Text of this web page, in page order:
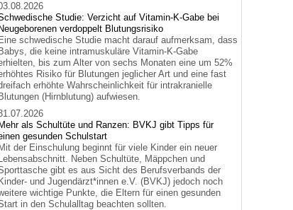
Studie: Verzicht auf Vitamin-K-Gabe bei
Neugeborenen verdoppelt Blutungsrisiko
Eine schwedische Studie macht darauf aufmerksam, dass
Babys, die keine intramuskuläre Vitamin-K-Gabe
bis zum Alter von sechs Monaten eine um 52%
Risiko für Blutungen jeglicher Art und eine fast
erhöhte Wahrscheinlichkeit für intrakranielle
Blutungen (Hirnblutung) aufwiesen.
Mehr als Schultüte und Ranzen: BVKJ gibt Tipps für
gesunden Schulstart
Mit der Einschulung beginnt für viele Kinder ein neuer
Lebensabschnitt. Neben Schultüte, Mäppchen und
gibt es aus Sicht des Berufsverbands der
Kinder- und Jugendärzt*innen e.V. (BVKJ) jedoch noch
wichtige Punkte, die Eltern für einen gesunden
in den Schulalltag beachten sollten.